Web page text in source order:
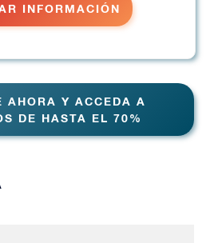
INFORMACIÓN
AHORA Y ACCEDA A
DE HASTA EL 70%